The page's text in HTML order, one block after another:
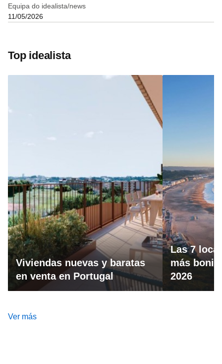
Equipa do idealista/news
11/05/2026
Top idealista
Viviendas nuevas y baratas
en venta en Portugal
Las 7
más
2026
Ver más